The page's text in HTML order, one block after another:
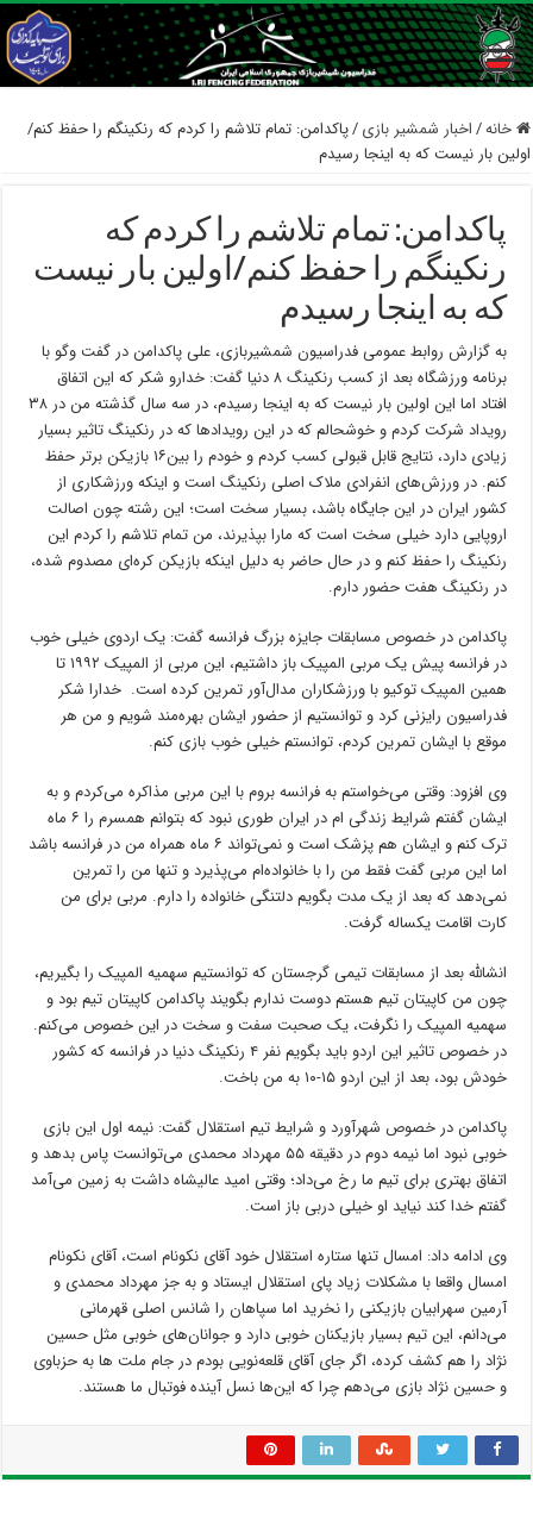
خانه/اخبار شمشیر بازی /پاکدامن: تمام تلاشم را کردم که رنکینگم را حفظ کنم/
اولین بار نیست که به اینجا رسیدم
پاکدامن: تمام تلاشم را کردم که
رنکینگم را حفظ کنم/اولین بار نیست
که به اینجا رسیدم
به گزارش روابط عمومی فدراسیون شمشیربازی، علی پاکدامن در گفت وگو با
برنامه ورزشگاه بعد از کسب رنکینگ ۸ دنیا گفت: خدارو شکر که این اتفاق
افتاد اما این اولین بار نیست که به اینجا رسیدم، در سه سال گذشته من در ۳۸
رویداد شرکت کردم و خوشحالم که در این رویدادها که در رنکینگ تاثیر بسیار
زیادی دارد، نتایج قابل قبولی کسب کردم و خودم را بین۱۶ بازیکن برتر حفظ
کنم. در ورزش‌های انفرادی ملاک اصلی رنکینگ است و اینکه ورزشکاری از
کشور ایران در این جایگاه باشد، بسیار سخت است؛ این رشته چون اصالت
اروپایی دارد خیلی سخت است که مارا بپذیرند، من تمام تلاشم را کردم این
رنکینگ را حفظ کنم و در حال حاضر به دلیل اینکه بازیکن کره‌ای مصدوم شده،
در رنکینگ هفت حضور دارم.
پاکدامن در خصوص مسابقات جایزه بزرگ فرانسه گفت: یک اردوی خیلی خوب
در فرانسه پیش یک مربی المپیک باز داشتیم، این مربی از المپیک ۱۹۹۲ تا
همین المپیک توکیو با ورزشکاران مدال‌آور تمرین کرده است. خدارا شکر
فدراسیون رایزنی کرد و توانستیم از حضور ایشان بهره‌مند شویم و من هر
موقع با ایشان تمرین کردم، توانستم خیلی خوب بازی کنم.
وی افزود: وقتی می‌خواستم به فرانسه بروم با این مربی مذاکره می‌کردم و به
ایشان گفتم شرایط زندگی ام در ایران طوری نبود که بتوانم همسرم را ۶ ماه
ترک کنم و ایشان هم پزشک است و نمی‌تواند ۶ ماه همراه من در فرانسه باشد
اما این مربی گفت فقط من را با خانواده‌ام می‌پذیرد و تنها من را تمرین
نمی‌دهد که بعد از یک مدت بگویم دلتنگی خانواده را دارم. مربی برای من
کارت اقامت یکساله گرفت.
انشالله بعد از مسابقات تیمی گرجستان که توانستیم سهمیه المپیک را بگیریم،
چون من کاپیتان تیم هستم دوست ندارم بگویند پاکدامن کاپیتان تیم بود و
سهمیه المپیک را نگرفت، یک صحبت سفت و سخت در این خصوص می‌کنم.
در خصوص تاثیر این اردو باید بگویم نفر ۴ رنکینگ دنیا در فرانسه که کشور
خودش بود، بعد از این اردو ۱۵-۱۰ به من باخت.
پاکدامن در خصوص شهرآورد و شرایط تیم استقلال گفت: نیمه اول این بازی
خوبی نبود اما نیمه دوم در دقیقه ۵۵ مهرداد محمدی می‌توانست پاس بدهد و
اتفاق بهتری برای تیم ما رخ می‌داد؛ وقتی امید عالیشاه داشت به زمین می‌آمد
گفتم خدا کند نیاید او خیلی دربی باز است.
وی ادامه داد: امسال تنها ستاره استقلال خود آقای نکونام است، آقای نکونام
امسال واقعا با مشکلات زیاد پای استقلال ایستاد و به جز مهرداد محمدی و
آرمین سهرابیان بازیکنی را نخرید اما سپاهان را شانس اصلی قهرمانی
می‌دانم، این تیم بسیار بازیکنان خوبی دارد و جوانان‌های خوبی مثل حسین
نژاد را هم کشف کرده، اگر جای آقای قلعه‌نویی بودم در جام ملت ها به حزباوی
و حسین نژاد بازی می‌دهم چرا که این‌ها نسل آینده فوتبال ما هستند.